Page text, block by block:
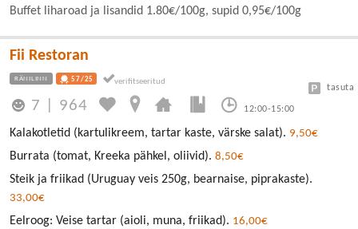
Buffet liharoad ja lisandid 1.80€/100g, supid 0,95€/100g
Fii Restoran
RÄNILINN 57/25
7 964 12:00-15:00
tasuta
Kalakotletid (kartulikreem, tartar kaste, värske salat). 9,50€
Burrata (tomat, Kreeka pähkel, oliivid). 8,50€
Steik ja friikad (Uruguay veis 250g, bearnaise, piprakaste).
33,00€
Eelroog: Veise tartar (aioli, muna, friikad). 16,00€